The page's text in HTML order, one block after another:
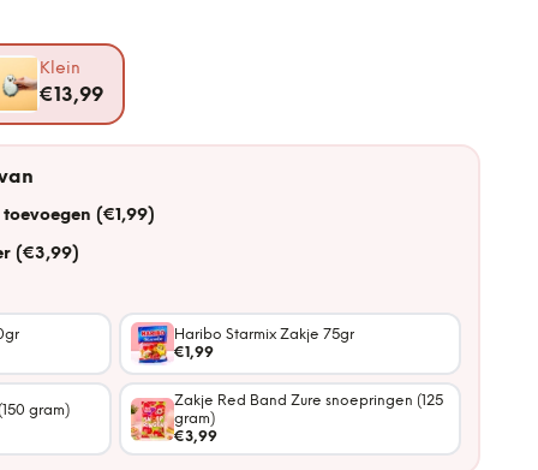
Klein
€13,99
(€1,99)
(€3,99)
Haribo Starmix Zakje 75gr
€1,99
gram)
Zakje Red Band Zure snoepringen (125
gram)
€3,99